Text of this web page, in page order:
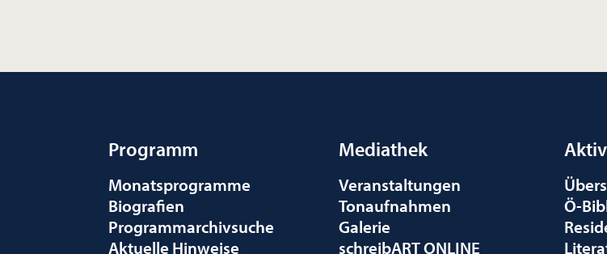
Programm
Monatsprogramme
Biografien
Programmarchivsuche
Aktuelle Hinweise
Mediathek
Veranstaltungen
Tonaufnahmen
Galerie
schreibART ONLINE
Ö-